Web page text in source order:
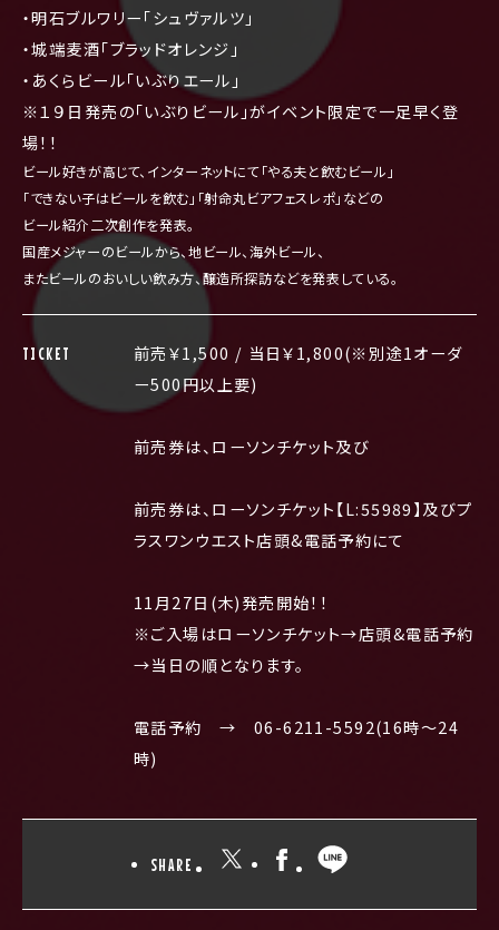
・明石ブルワリー「シュヴァルツ」
・城端麦酒「ブラッドオレンジ」
・あくらビール「いぶりエール」
※１９日発売の「いぶりビール」がイベント限定で一足早く登
場！！
ビール好きが高じて、インターネットにて「やる夫と飲むビール」
「できない子はビールを飲む」「射命丸ビアフェスレポ」などの
ビール紹介二次創作を発表。
国産メジャーのビールから、地ビール、海外ビール、
またビールのおいしい飲み方、醸造所探訪などを発表している。
TICKET
前売￥1,500 / 当日￥1,800(※別途1オーダ
ー500円以上要)
前売券は、ローソンチケット及び
前売券は、ローソンチケット【L:55989 】及びプ
ラスワンウエスト店頭&電話予約にて
11月 27日 (木) 発売開始！！
※ご入場はローソンチケット→店頭&電話予約
→当日の順となります。
電話予約 → 06-6211-5592(16時～24
時)
SHARE